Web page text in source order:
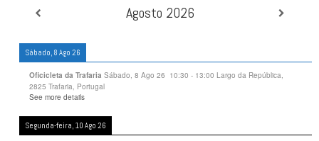
Agosto 2026
Sábado, 8 Ago 26
Oficicleta da Trafaria Sábado, 8 Ago 26 10:30 - 13:00 Largo da República,
2825 Trafaria, Portugal
See more details
Segunda-feira, 10 Ago 26